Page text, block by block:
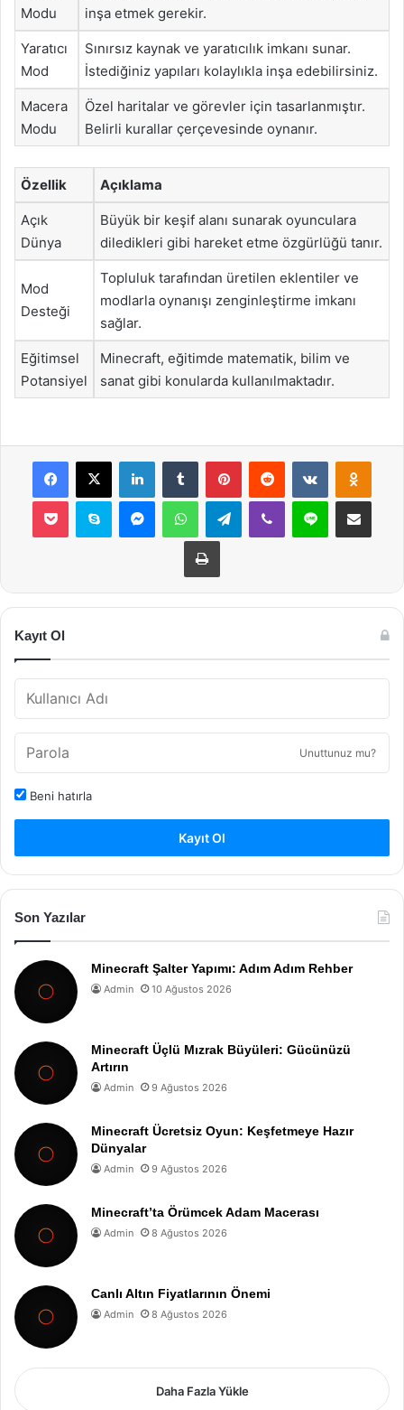
Modu
inşa etmek gerekir.
Yaratıcı
Mod
Sınırsız kaynak ve yaratıcılık imkanı sunar.
İstediğiniz yapıları kolaylıkla inşa edebilirsiniz.
Macera
Modu
Özel haritalar ve görevler için tasarlanmıştır.
Belirli kurallar çerçevesinde oynanır.
Özellik Açıklama
Açık
Dünya
Büyük bir keşif alanı sunarak oyunculara
diledikleri gibi hareket etme özgürlüğü tanır.
Mod
Desteği
Topluluk tarafından üretilen eklentiler ve
modlarla oynanışı zenginleştirme imkanı
sağlar.
Eğitimsel
Potansiyel
Minecraft, eğitimde matematik, bilim ve
sanat gibi konularda kullanılmaktadır.
Facebook
X LinkedInTumblr PinterestReddit VKontakte
Pocket Skype MessengerWhatsAppTelegramViber Line E-Posta ile
Yazdır
Kayıt Ol
Unuttunuz mu?
Beni hatırla
Kayıt Ol
Son Yazılar
Minecraft Şalter Yapımı: Adım Adım Rehber
Admin 10 Ağustos 2026
Minecraft Üçlü Mızrak Büyüleri: Gücünüzü
Artırın
Admin 9 Ağustos 2026
Minecraft Ücretsiz Oyun: Keşfetmeye Hazır
Dünyalar
Admin 9 Ağustos 2026
Minecraft’ta Örümcek Adam Macerası
Admin 8 Ağustos 2026
Canlı Altın Fiyatlarının Önemi
Admin 8 Ağustos 2026
Daha Fazla Yükle